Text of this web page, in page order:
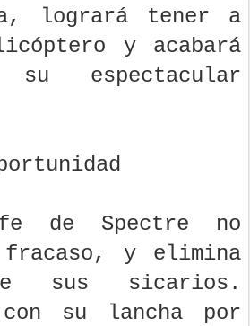
logrará tener a
y acabará
su espectacular
de Spectre no
fracaso, y elimina
sus sicarios.
su lancha por